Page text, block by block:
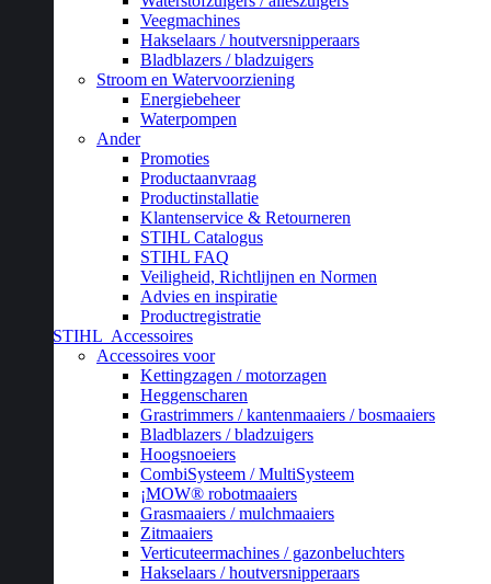
Veegmachines
Hakselaars / houtversnipperaars
Bladblazers / bladzuigers
Stroom en Watervoorziening
Energiebeheer
Waterpompen
Ander
Promoties
Productaanvraag
Productinstallatie
Klantenservice & Retourneren
STIHL Catalogus
STIHL FAQ
Veiligheid, Richtlijnen en Normen
Advies en inspiratie
Productregistratie
STIHL Accessoires
Accessoires voor
Kettingzagen / motorzagen
Heggenscharen
Grastrimmers / kantenmaaiers / bosmaaiers
Bladblazers / bladzuigers
Hoogsnoeiers
CombiSysteem / MultiSysteem
¡MOW® robotmaaiers
Grasmaaiers / mulchmaaiers
Zitmaaiers
Verticuteermachines / gazonbeluchters
Hakselaars / houtversnipperaars